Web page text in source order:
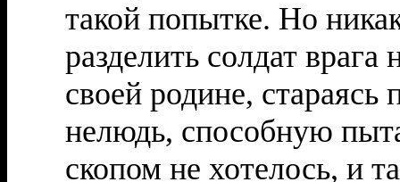
такой попытке. Но
разделить солдат
своей родине, стараясь
нелюдь, способную
скопом не хотелось, и